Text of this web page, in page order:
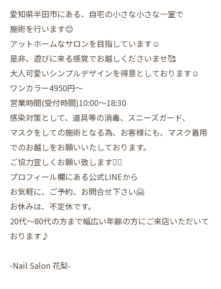
愛知県半田市にある、自宅の小さな小さな一室で
施術を行います😊
アットホームなサロンを目指しています☺️
是非、遊びに来る感覚でお越しくださいませ🥰
大人可愛いシンプルデザインを得意としております☺️
ワンカラー4950円〜
営業時間(受付時間)10:00〜18:30
感染対策として、道具等の消毒、スニーズガード、
マスクをしての施術となる為、お客様にも、マスク着用
でのお越しをお願いいたしております。
ご協力宜しくお願い致します🙇‍♀️
プロフィール欄にある公式LINEから
お気軽に、ご予約、お問合せ下さい🤗
お休みは、不定休です。
20代〜80代の方まで幅広い年齢の方にご来店いただいて
おります♪
-Nail Salon 花梨-